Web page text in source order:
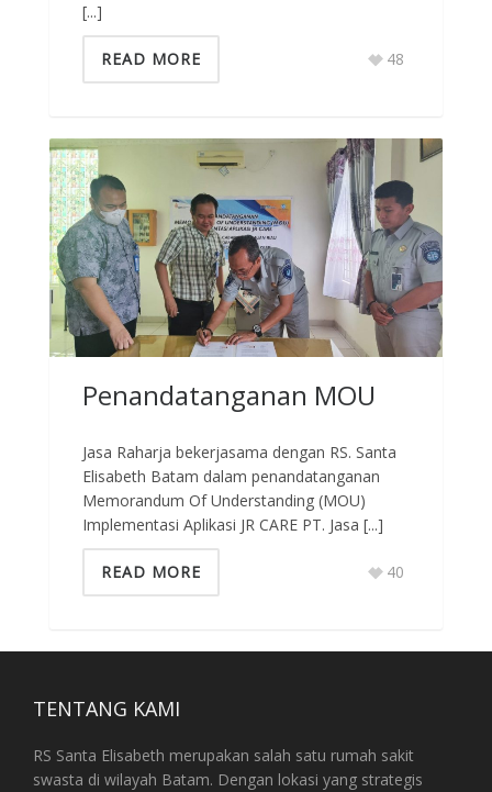
[...]
READ MORE 48
Penandatanganan MOU
Jasa Raharja bekerjasama dengan RS. Santa
Elisabeth Batam dalam penandatanganan
Memorandum Of Understanding (MOU)
Implementasi Aplikasi JR CARE PT. Jasa [...]
READ MORE 40
TENTANG KAMI
RS Santa Elisabeth merupakan salah satu rumah sakit
swasta di wilayah Batam. Dengan lokasi yang strategis